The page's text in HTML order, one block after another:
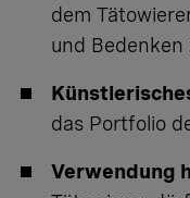
dem
und Bedenken
das Portfolio
Verwendung